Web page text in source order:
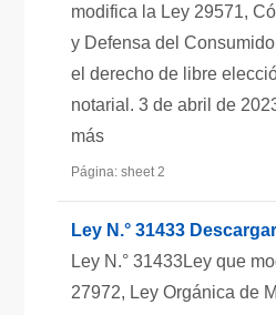
modifica la Ley 29571,
y Defensa del
el derecho de libre
notarial. 3 de abril de
más
Página: sheet 2
Ley N.° 31433
Ley N.° 31433Ley que
27972, Ley Orgánica de